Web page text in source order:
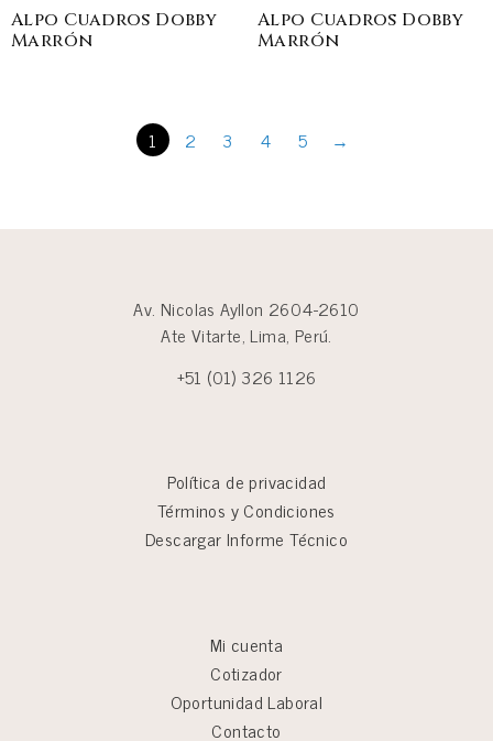
Alpo Cuadros Dobby
Marrón
Alpo Cuadros Dobby
Marrón
1 2 3 4 5 →
Av. Nicolas Ayllon 2604-2610
Ate Vitarte, Lima, Perú.
+51 (01) 326 1126
Política de privacidad
Términos y Condiciones
Descargar Informe Técnico
Mi cuenta
Cotizador
Oportunidad Laboral
Contacto